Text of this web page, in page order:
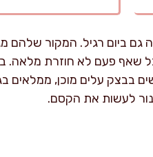
ביום רגיל. המקור שלהם
שאף פעם לא חוזרת מלאה.
עלים מוכן, ממלאים
לעשות את הקסם.